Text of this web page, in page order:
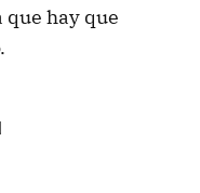
hay que